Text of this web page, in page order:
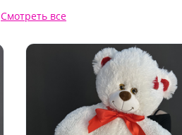
Смотреть все